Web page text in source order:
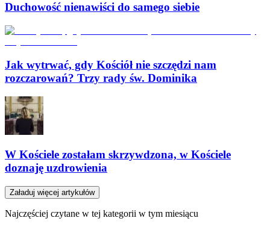
Duchowość nienawiści do samego siebie
Jak wytrwać, gdy Kościół nie szczędzi nam
rozczarowań? Trzy rady św. Dominika
W Kościele zostałam skrzywdzona, w Kościele
doznaję uzdrowienia
Załaduj więcej artykułów
Najczęściej czytane w tej kategorii w tym miesiącu